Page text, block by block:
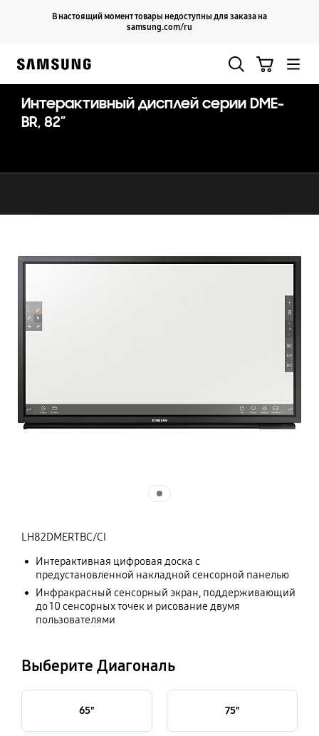
В настоящий момент товары недоступны для заказа на
samsung.com/ru
Продолжить
Интерактивный дисплей серии DME-
BR, 82”
LH82DMERTBC/CI
Интерактивная цифровая доска с
предустановленной накладной сенсорной панелью
Инфракрасный сенсорный экран, поддерживающий
до 10 сенсорных точек и рисование двумя
пользователями
Выберите Диагональ
65" 75"